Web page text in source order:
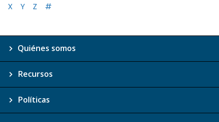
X
Y Z #
Quiénes somos
Recursos
Políticas